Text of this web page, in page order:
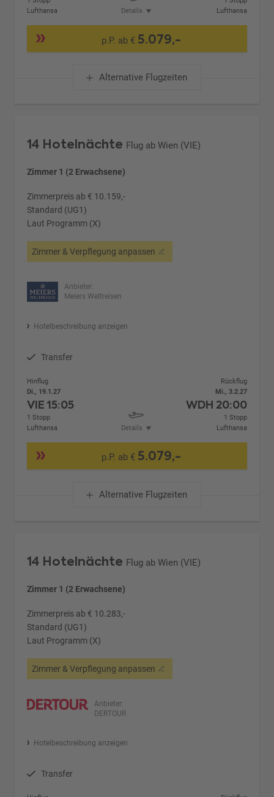
Lufthansa
Details
Lufthansa
p.P. ab € 5.079,-
Alternative Flugzeiten
14 Hotelnächte Flug ab Wien (VIE)
Zimmer 1 (2 Erwachsene)
Zimmerpreis ab € 10.159,-
Standard (UG1)
Laut Programm (X)
Zimmer & Verpflegung anpassen
Anbieter:
Meiers Weltreisen
Hotelbeschreibung anzeigen
Transfer
Hinflug
Di., 19.1.27
VIE15:05
1 Stopp
Lufthansa
Details
Rückflug
Mi., 3.2.27
WDH 20:00
1 Stopp
Lufthansa
p.P. ab € 5.079,-
Alternative Flugzeiten
14 Hotelnächte Flug ab Wien (VIE)
Zimmer 1 (2 Erwachsene)
Zimmerpreis ab € 10.283,-
Standard (UG1)
Laut Programm (X)
Zimmer & Verpflegung anpassen
Anbieter:
DERTOUR
Hotelbeschreibung anzeigen
Transfer